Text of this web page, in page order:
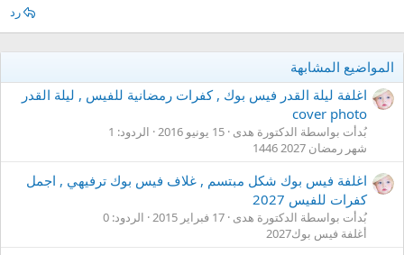
رد
المواضيع المشابهة
اغلفة ليلة القدر فيس بوك , كفرات رمضانية للفيس , ليلة القدر
cover photo
بُدأت بواسطة الدكتورة هدى 15 يونيو 2016
الردود: 1
شهر رمضان 2027 1446
اغلفة فيس بوك شكل مبتسم , غلاف فيس بوك ترفيهي , اجمل
كفرات للفيس 2027
بُدأت بواسطة الدكتورة هدى 17 فبراير 2015
الردود: 0
أغلفة فيس بوك2027